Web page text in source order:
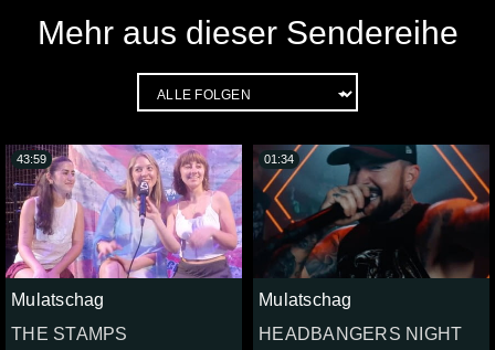
Mehr aus dieser Sendereihe
Mulatschag
THE STAMPS
43:59
Mulatschag
HEADBANGERS NIGHT
01:34